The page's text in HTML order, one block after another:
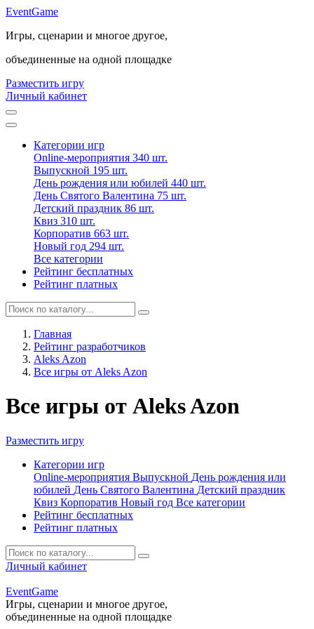
EventGame
Игры, сценарии и многое другое,
объединенные на одной площадке
Разместить игру
Личный кабинет
Категории игр
Online-мероприятия 340 шт.
Выпускной 195 шт.
День рождения или юбилей 440 шт.
День Святого Валентина 75 шт.
Детский праздник 86 шт.
Квиз 310 шт.
Корпоратив 663 шт.
Новый год 294 шт.
Все категории
Рейтинг бесплатных
Рейтинг платных
Главная
Рейтинг разработчиков
Aleks Azon
Все игры от Aleks Azon
Все игры от Aleks Azon
Разместить игру
Категории игр
Online-мероприятия Выпускной День рождения или
юбилей День Святого Валентина Детский праздник
Квиз Корпоратив Новый год Все категории
Рейтинг бесплатных
Рейтинг платных
Личный кабинет
EventGame
Игры, сценарии и многое другое,
объединенные на одной площадке